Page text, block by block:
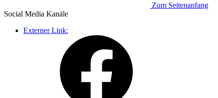
Zum Seitenanfang
Social Media Kanäle
Externer Link: